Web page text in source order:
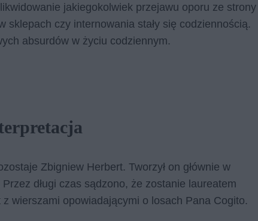
jakiegokolwiek przejawu oporu ze strony
sklepach czy internowania stały się codziennością.
absurdów w życiu codziennym.
Zbigniew Herbert. Tworzył on głównie w
długi czas sądzono, że zostanie laureatem
wierszami opowiadającymi o losach Pana Cogito.